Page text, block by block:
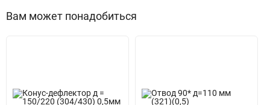
Вам может понадобиться